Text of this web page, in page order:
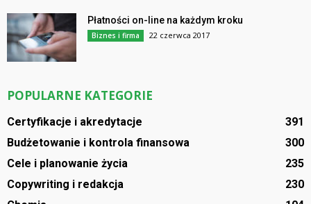
Płatności on-line na każdym kroku
Biznes i firma 22 czerwca 2017
POPULARNE KATEGORIE
Certyfikacje i akredytacje
391
Budżetowanie i kontrola finansowa
300
Cele i planowanie życia
235
Copywriting i redakcja
230